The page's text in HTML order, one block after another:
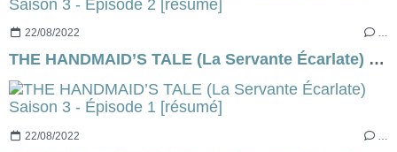
22/08/2022 …
THE HANDMAID’S TALE (La Servante Écarlate) Saison 3 - Épisode 2 [résumé]
22/08/2022